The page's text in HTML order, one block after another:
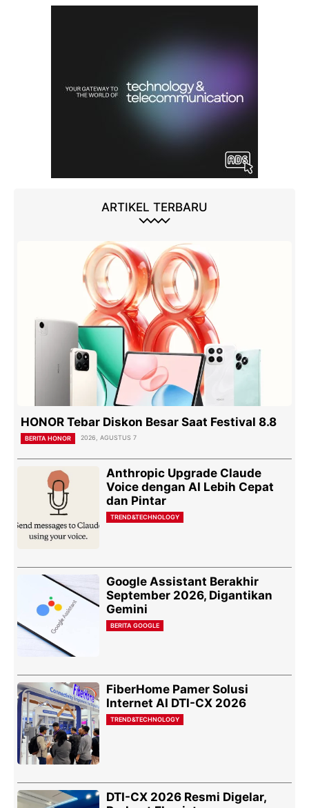
ARTIKEL TERBARU
HONOR Tebar Diskon Besar Saat Festival 8.8
BERITA HONOR 2026, AGUSTUS 7
Anthropic Upgrade Claude
Voice dengan AI Lebih Cepat
dan Pintar
TREND&TECHNOLOGY
Google Assistant Berakhir
September 2026, Digantikan
Gemini
BERITA GOOGLE
FiberHome Pamer Solusi
Internet AI DTI-CX 2026
TREND&TECHNOLOGY
DTI-CX 2026 Resmi Digelar,